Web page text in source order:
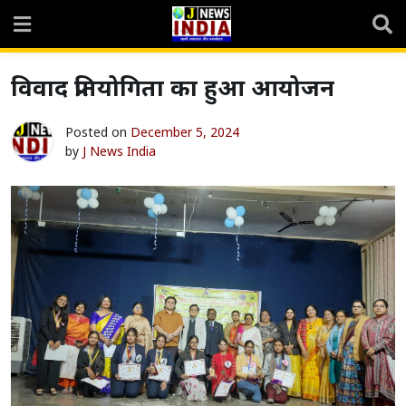
content
विवाद प्रतियोगिता का हुआ आयोजन
Posted on December 5, 2024
by J News India